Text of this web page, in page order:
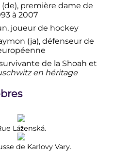
(de), première dame de
à 2007
joueur de hockey
(ja), défenseur de
de la Shoah et
en héritage
Láženská.
de Karlovy Vary.